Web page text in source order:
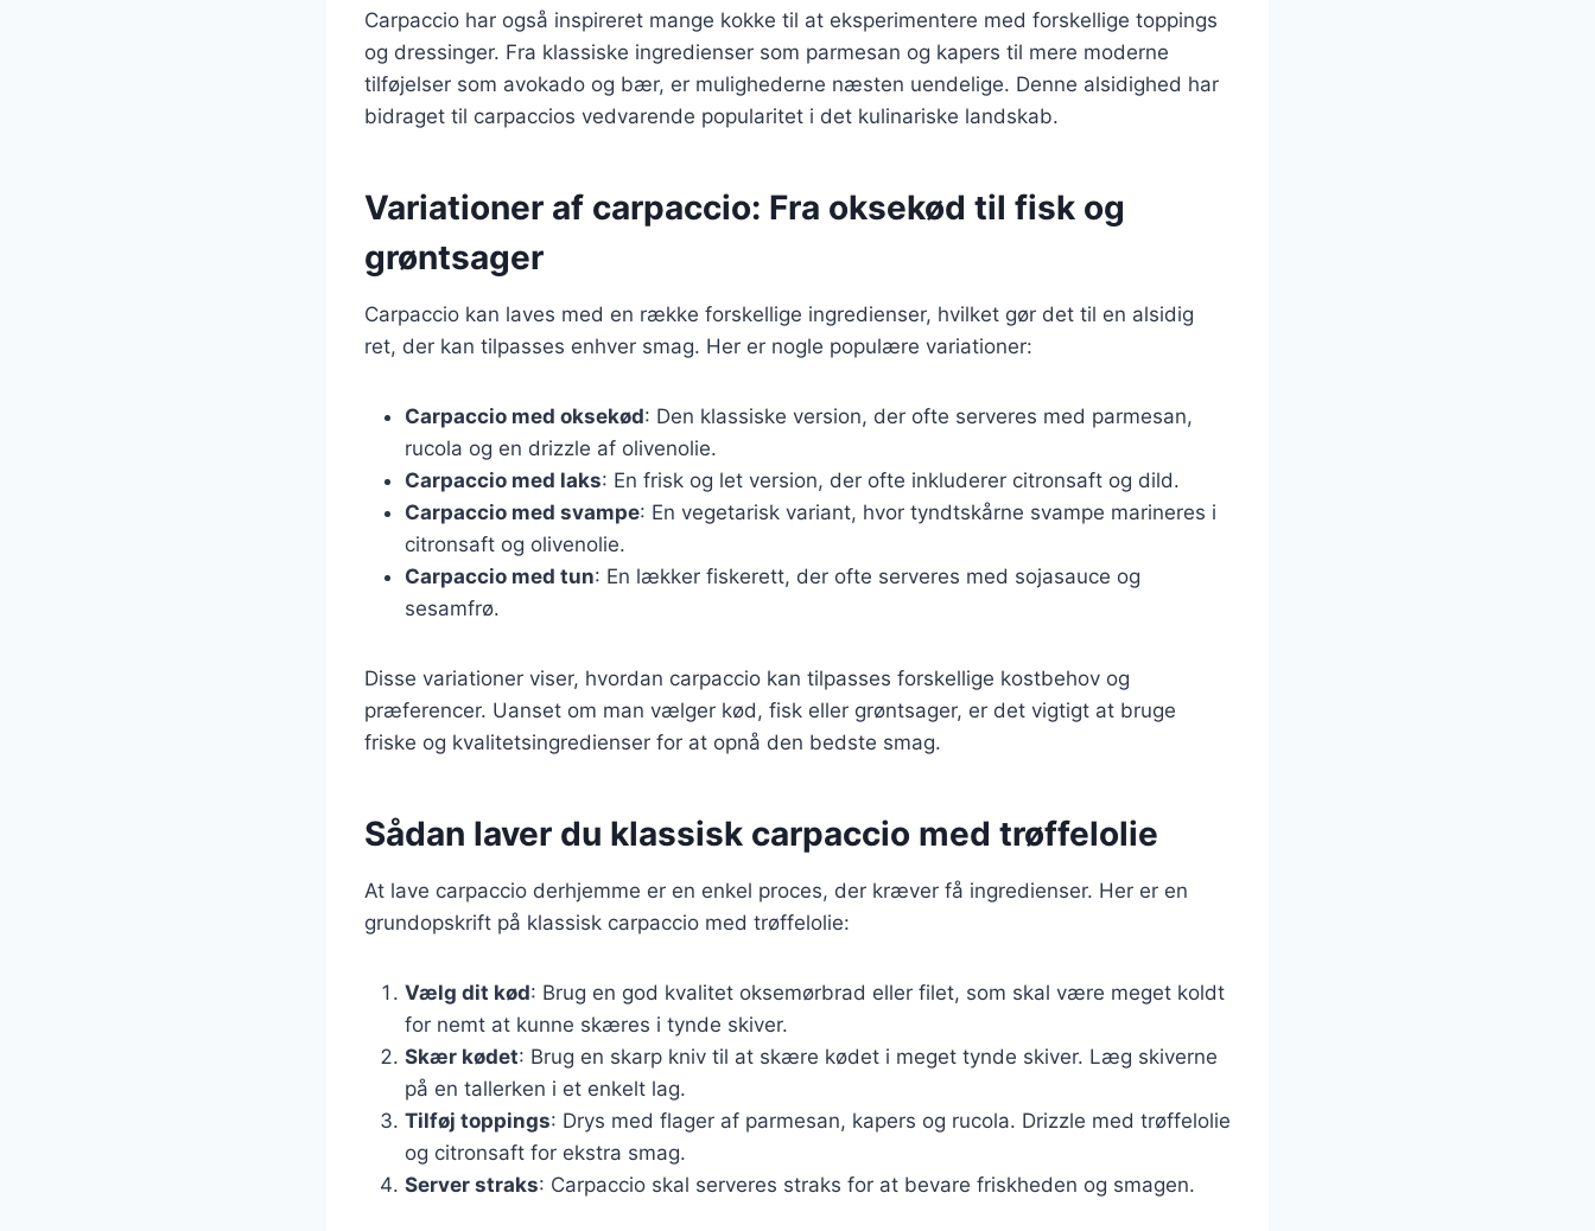
Carpaccio har også inspireret mange kokke til at eksperimentere med forskellige toppings
og dressinger. Fra klassiske ingredienser som parmesan og kapers til mere moderne
tilføjelser som avokado og bær, er mulighederne næsten uendelige. Denne alsidighed har
bidraget til carpaccios vedvarende popularitet i det kulinariske landskab.
Variationer af carpaccio: Fra oksekød til fisk og
grøntsager
Carpaccio kan laves med en række forskellige ingredienser, hvilket gør det til en alsidig
ret, der kan tilpasses enhver smag. Her er nogle populære variationer:
Carpaccio med oksekød: Den klassiske version, der ofte serveres med parmesan,
rucola og en drizzle af olivenolie.
Carpaccio med laks: En frisk og let version, der ofte inkluderer citronsaft og dild.
Carpaccio med svampe: En vegetarisk variant, hvor tyndtskårne svampe marineres i
citronsaft og olivenolie.
Carpaccio med tun: En lækker fiskerett, der ofte serveres med sojasauce og
sesamfrø.
Disse variationer viser, hvordan carpaccio kan tilpasses forskellige kostbehov og
præferencer. Uanset om man vælger kød, fisk eller grøntsager, er det vigtigt at bruge
friske og kvalitetsingredienser for at opnå den bedste smag.
Sådan laver du klassisk carpaccio med trøffelolie
At lave carpaccio derhjemme er en enkel proces, der kræver få ingredienser. Her er en
grundopskrift på klassisk carpaccio med trøffelolie:
Vælg dit kød: Brug en god kvalitet oksemørbrad eller filet, som skal være meget koldt
for nemt at kunne skæres i tynde skiver.
Skær kødet: Brug en skarp kniv til at skære kødet i meget tynde skiver. Læg skiverne
på en tallerken i et enkelt lag.
Tilføj toppings: Drys med flager af parmesan, kapers og rucola. Drizzle med trøffelolie
og citronsaft for ekstra smag.
Server straks: Carpaccio skal serveres straks for at bevare friskheden og smagen.